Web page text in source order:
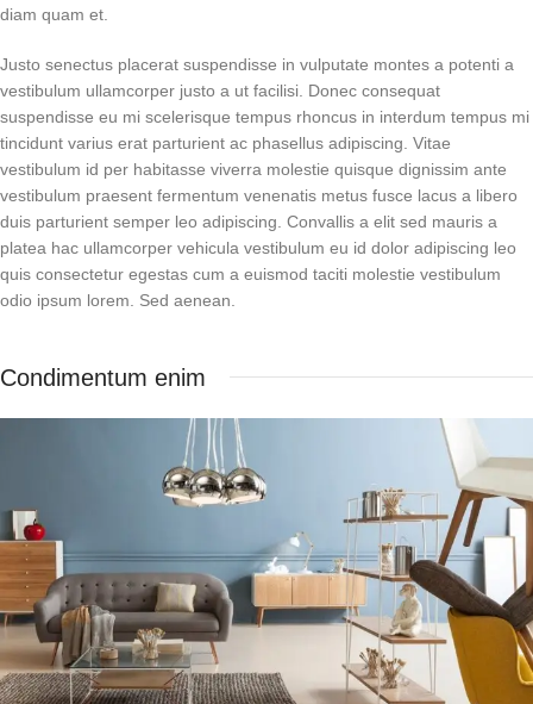
diam quam et.
Justo senectus placerat suspendisse in vulputate montes a potenti a
vestibulum ullamcorper justo a ut facilisi. Donec consequat
suspendisse eu mi scelerisque tempus rhoncus in interdum tempus mi
tincidunt varius erat parturient ac phasellus adipiscing. Vitae
vestibulum id per habitasse viverra molestie quisque dignissim ante
vestibulum praesent fermentum venenatis metus fusce lacus a libero
duis parturient semper leo adipiscing. Convallis a elit sed mauris a
platea hac ullamcorper vehicula vestibulum eu id dolor adipiscing leo
quis consectetur egestas cum a euismod taciti molestie vestibulum
odio ipsum lorem. Sed aenean.
Condimentum enim